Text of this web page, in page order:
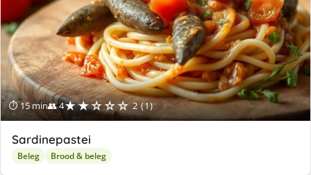
⏱ 15 min👥 4★★☆☆☆ 2 (1)
Sardinepastei
Beleg Brood & beleg